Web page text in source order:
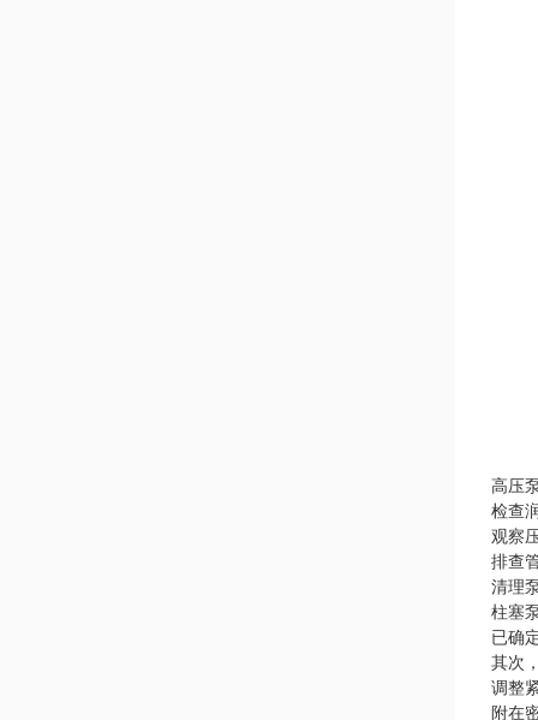
高压
检查
观察
排查
清理
柱塞
已确
其次
调整
附在